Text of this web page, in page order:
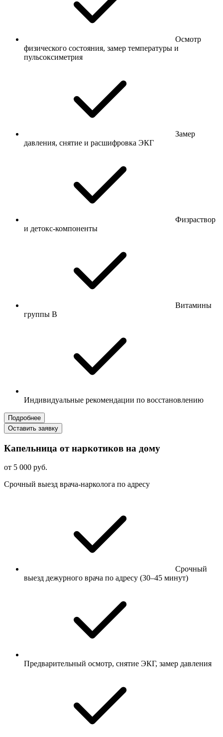
Осмотр
физического состояния, замер температуры и
пульсоксиметрия
Замер
давления, снятие и расшифровка ЭКГ
Физраствор
и детокс-компоненты
Витамины
группы B
Индивидуальные рекомендации по восстановлению
Подробнее
Оставить заявку
Капельница от наркотиков на дому
от 5 000 руб.
Срочный выезд врача-нарколога по адресу
Срочный
выезд дежурного врача по адресу (30–45 минут)
Предварительный осмотр, снятие ЭКГ, замер давления